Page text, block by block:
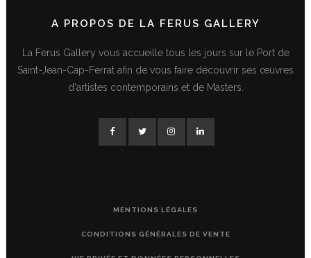
A PROPOS DE LA FERUS GALLERY
La Ferus Gallery vous accueille tous les jours sur le Port de
Saint-Jean-Cap-Ferrat afin de vous faire découvrir ses œuvres
d'artistes contemporains et de Masters.
MENTIONS LÉGALES
CONDITIONS GÉNÉRALES DE VENTE